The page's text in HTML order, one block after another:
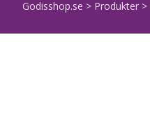
Godisshop.se > Produkter >